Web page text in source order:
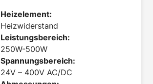
Heizelement:
Heizwiderstand
Leistungsbereich:
250W-500W
Spannungsbereich:
24V – 400V AC/DC